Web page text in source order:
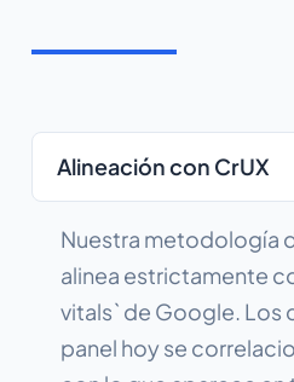
Alineación con CrUX
Nuestra metodología
alinea estrictamente
vitals` de Google. Los
panel hoy se